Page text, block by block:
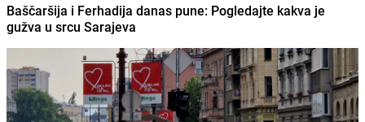
Baščaršija i Ferhadija danas pune: Pogledajte kakva je
gužva u srcu Sarajeva